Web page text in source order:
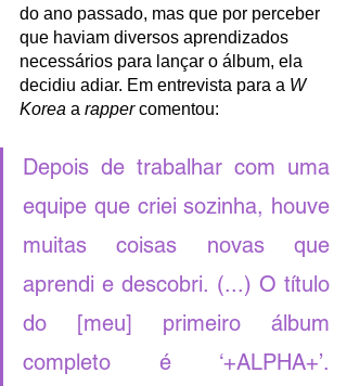
do ano passado, mas que por perceber
que haviam diversos aprendizados
necessários para lançar o álbum, ela
decidiu adiar. Em entrevista para a W
Korea a rapper comentou:
Depois de trabalhar com uma
equipe que criei sozinha, houve
muitas coisas novas que
aprendi e descobri. (...) O título
do [meu] primeiro álbum
completo é ‘+ALPHA+’.